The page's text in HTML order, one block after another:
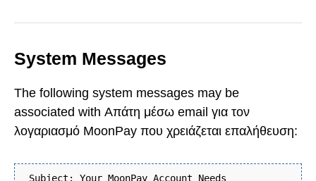
System Messages
The following system messages may be
associated with Απάτη μέσω email για τον
λογαριασμό MoonPay που χρειάζεται επαλήθευση:
Subject: Your MoonPay Account Needs